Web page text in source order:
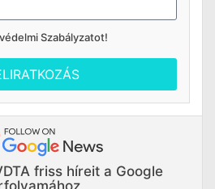
Szabályzatot!
friss híreit a Google